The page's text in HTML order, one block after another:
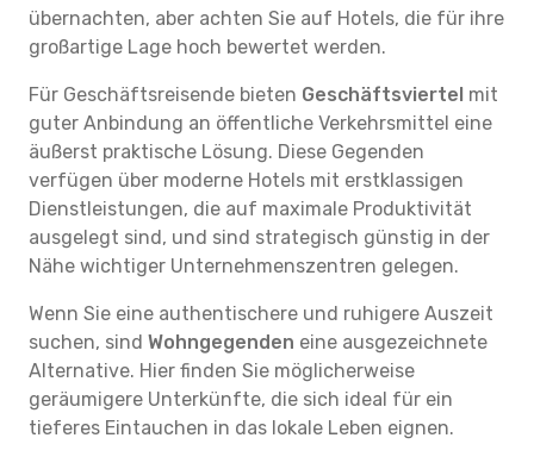
übernachten, aber achten Sie auf Hotels, die für ihre
großartige Lage hoch bewertet werden.
Für Geschäftsreisende bieten Geschäftsviertel mit
guter Anbindung an öffentliche Verkehrsmittel eine
äußerst praktische Lösung. Diese Gegenden
verfügen über moderne Hotels mit erstklassigen
Dienstleistungen, die auf maximale Produktivität
ausgelegt sind, und sind strategisch günstig in der
Nähe wichtiger Unternehmenszentren gelegen.
Wenn Sie eine authentischere und ruhigere Auszeit
suchen, sind Wohngegenden eine ausgezeichnete
Alternative. Hier finden Sie möglicherweise
geräumigere Unterkünfte, die sich ideal für ein
tieferes Eintauchen in das lokale Leben eignen.